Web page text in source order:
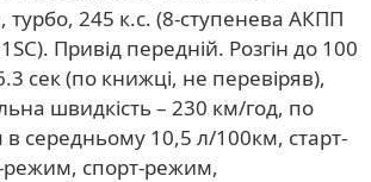
турбо, 245 к.с. (8-ступенева АКПП
Привід передній. Розгін до 100
сек (по книжці, не перевіряв),
швидкість – 230 км/год, по
в середньому 10,5 л/100км, старт-
режим, спорт-режим,